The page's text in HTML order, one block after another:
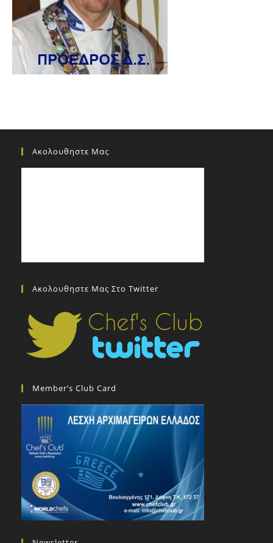
Ακολουθηστε Μας
Ακολουθηστε Μας Στο Twitter
Member’s Club Card